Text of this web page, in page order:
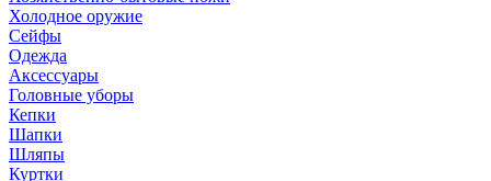
Холодное оружие
Сейфы
Одежда
Аксессуары
Головные уборы
Кепки
Шапки
Шляпы
Куртки